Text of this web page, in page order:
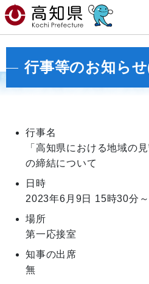
行事等のお知ら
行事名
「高知県における地域の
の締結について
日時
2023年6月9日
15時30分
場所
第一応接室
知事の出席
無